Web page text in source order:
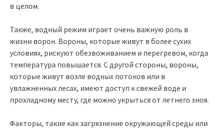
в целом.
Также, водный режим играет очень важную роль в
жизни ворон. Вороны, которые живут в более сухих
условиях, рискуют обезвоживанием и перегревом, когда
температура повышается. С другой стороны, вороны,
которые живут возле водных потоков или в
увлажненных лесах, имеют доступ к свежей воде и
прохладному месту, где можно укрыться от летнего зноя.
Факторы, такие как загрязнение окружающей среды или